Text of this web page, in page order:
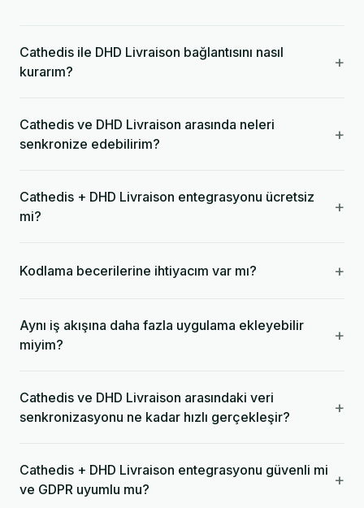
Cathedis ile DHD Livraison bağlantısını nasıl
kurarım?
+
Cathedis ve DHD Livraison arasında neleri
senkronize edebilirim?
+
Cathedis + DHD Livraison entegrasyonu ücretsiz
mi?
+
Kodlama becerilerine ihtiyacım var mı? +
Aynı iş akışına daha fazla uygulama ekleyebilir
miyim?
+
Cathedis ve DHD Livraison arasındaki veri
senkronizasyonu ne kadar hızlı gerçekleşir?
+
Cathedis + DHD Livraison entegrasyonu güvenli mi
ve GDPR uyumlu mu?
+